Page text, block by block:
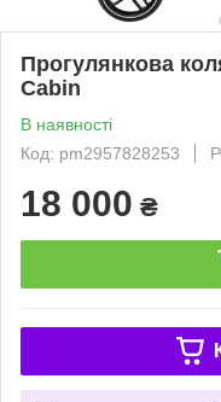
Прогулянкова
Cabin
В наявності
Код: pm2957828253
18 000 ₴